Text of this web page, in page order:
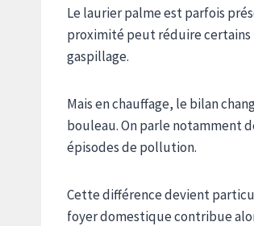
Le laurier palme est parfois
proximité peut réduire certains
gaspillage.
Mais en chauffage, le bilan
bouleau. On parle notamment
épisodes de pollution.
Cette différence devient
foyer domestique contribue